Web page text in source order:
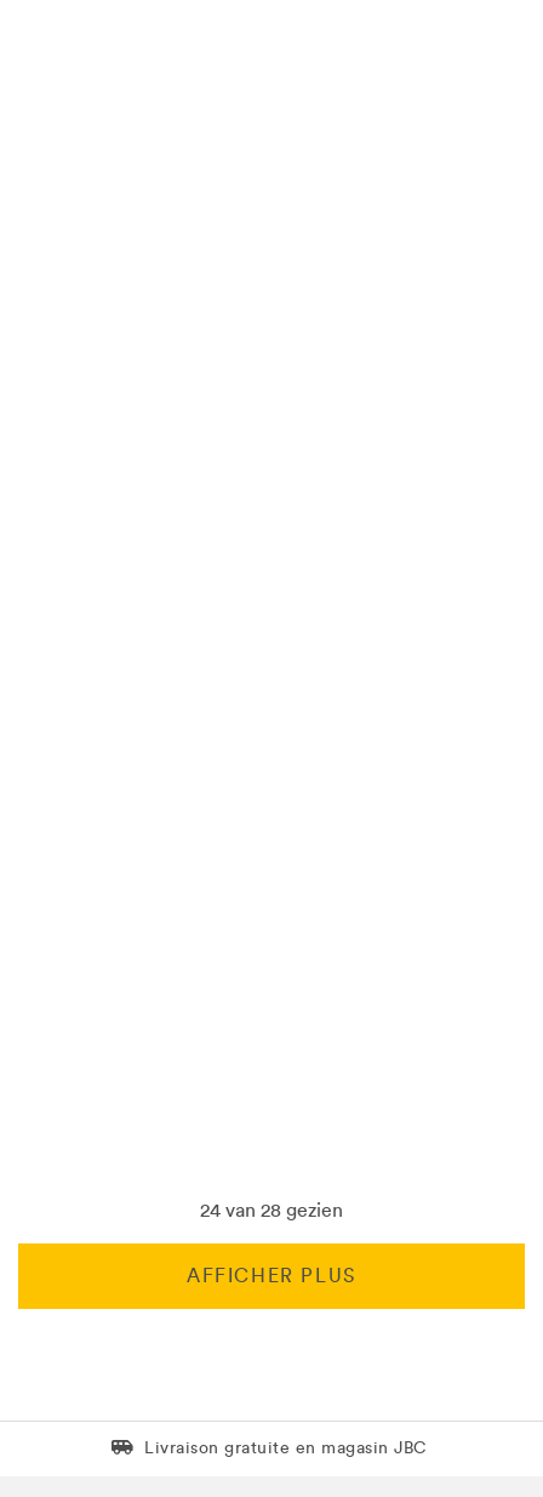
24 van 28 gezien
AFFICHER PLUS
Livraison gratuite en magasin JBC
Livraison gratuite en magasin JBC